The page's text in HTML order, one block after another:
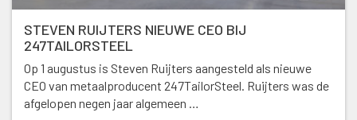
STEVEN RUIJTERS NIEUWE CEO BIJ
247TAILORSTEEL
Op 1 augustus is Steven Ruijters aangesteld als nieuwe
CEO van metaalproducent 247TailorSteel. Ruijters was de
afgelopen negen jaar algemeen …